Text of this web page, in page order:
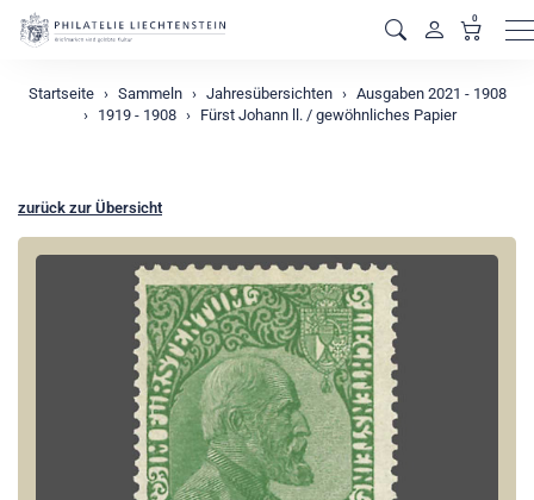
0
Startseite Sammeln Jahresübersichten
Ausgaben 2021 - 1908
1919 - 1908
Fürst Johann ll. / gewöhnliches Papier
zurück zur Übersicht